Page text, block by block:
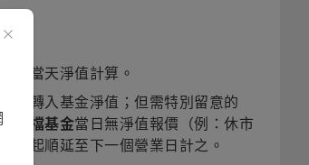
）
日當天淨值計算。
與轉入基金淨值；但需特別留意的
任一檔基金當日無淨值報價（例：休市
一起順延至下一個營業日計之。